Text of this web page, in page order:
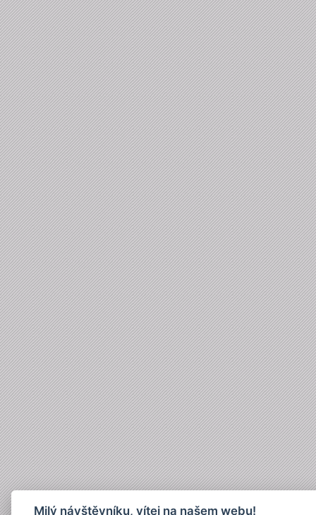
Milý návštěvníku, vítej na našem webu!